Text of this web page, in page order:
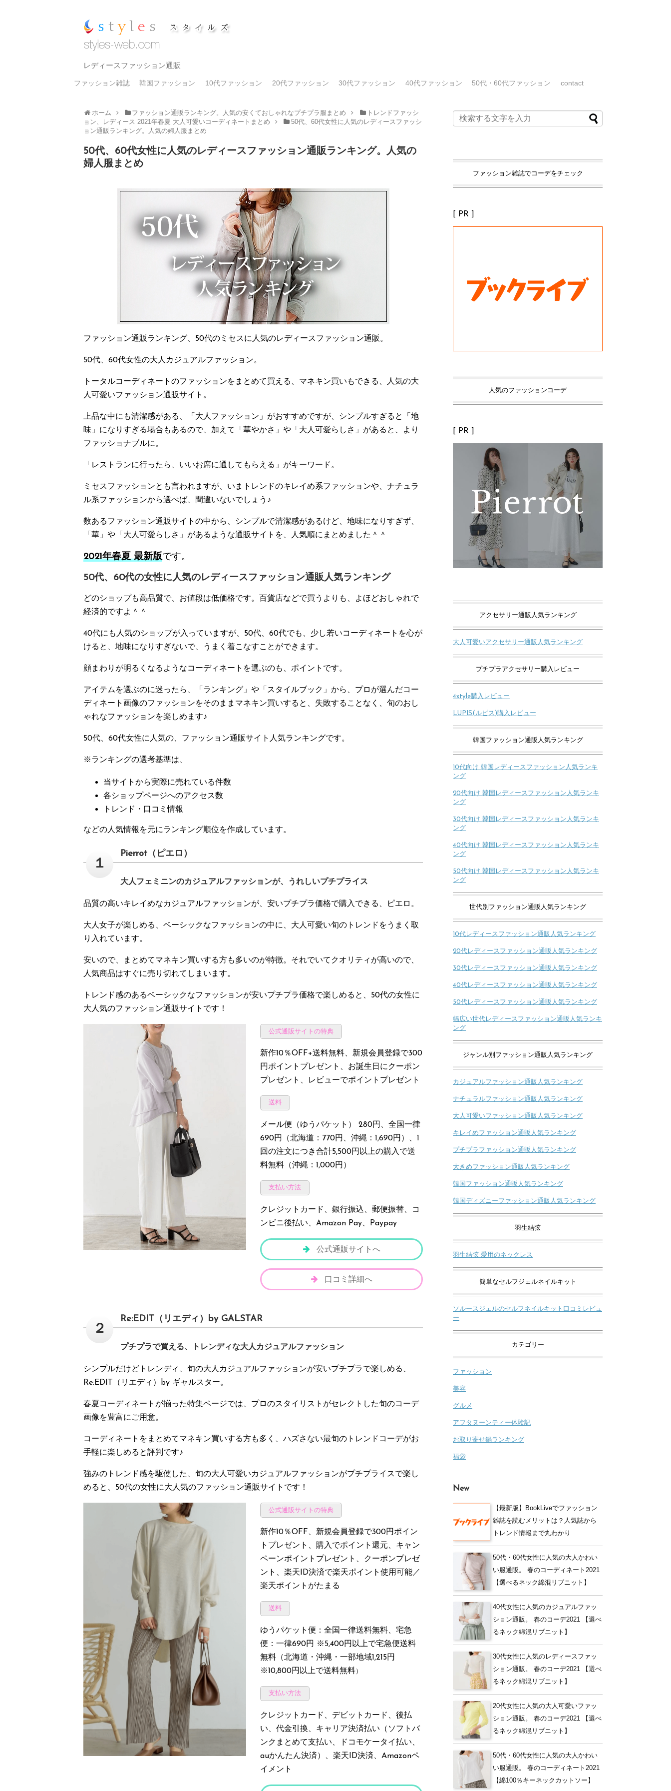
レディースファッション通販
ファッション雑誌 韓国ファッション 10代ファッション 20代ファッション 30代ファッション 40代ファッション 50代・60代ファッション contact
ホーム ファッション通販ランキング。人気の安くておしゃれなプチプラ服まとめ
トレンドファッシ
ョン、レディース 2021年春夏 大人可愛いコーディネートまとめ
50代、60代女性に人気のレディースファッシ
ョン通販ランキング。人気の婦人服まとめ
50代、60代女性に人気のレディースファッション通販ランキング。人気の
婦人服まとめ
ファッション通販ランキング、50代のミセスに人気のレディースファッション通販。
50代、60代女性の大人カジュアルファッション。
トータルコーディネートのファッションをまとめて買える、マネキン買いもできる、人気の大
人可愛いファッション通販サイト。
上品な中にも清潔感がある、「大人ファッション」がおすすめですが、シンプルすぎると「地
味」になりすぎる場合もあるので、加えて「華やかさ」や「大人可愛らしさ」があると、より
ファッショナブルに。
「レストランに行ったら、いいお席に通してもらえる」がキーワード。
ミセスファッションとも言われますが、いまトレンドのキレイめ系ファッションや、ナチュラ
ル系ファッションから選べば、間違いないでしょう♪
数あるファッション通販サイトの中から、シンプルで清潔感があるけど、地味になりすぎず、
「華」や「大人可愛らしさ」があるような通販サイトを、人気順にまとめました＾＾
2021年春夏 最新版です。
50代、60代の女性に人気のレディースファッション通販人気ランキング
どのショップも高品質で、お値段は低価格です。百貨店などで買うよりも、よほどおしゃれで
経済的ですよ＾＾
40代にも人気のショップが入っていますが、50代、60代でも、少し若いコーディネートを心が
けると、地味になりすぎないで、うまく着こなすことができます。
顔まわりが明るくなるようなコーディネートを選ぶのも、ポイントです。
アイテムを選ぶのに迷ったら、「ランキング」や「スタイルブック」から、プロが選んだコー
ディネート画像のファッションをそのままマネキン買いすると、失敗することなく、旬のおし
ゃれなファッションを楽しめます♪
50代、60代女性に人気の、ファッション通販サイト人気ランキングです。
※ランキングの選考基準は、
当サイトから実際に売れている件数
各ショップページへのアクセス数
トレンド・口コミ情報
などの人気情報を元にランキング順位を作成しています。
１
Pierrot（ピエロ）
大人フェミニンのカジュアルファッションが、うれしいプチプライス
品質の高いキレイめなカジュアルファッションが、安いプチプラ価格で購入できる、ピエロ。
大人女子が楽しめる、ベーシックなファッションの中に、大人可愛い旬のトレンドをうまく取
り入れています。
安いので、まとめてマネキン買いする方も多いのが特徴。それでいてクオリティが高いので、
人気商品はすぐに売り切れてしまいます。
トレンド感のあるベーシックなファッションが安いプチプラ価格で楽しめると、50代の女性に
大人気のファッション通販サイトです！
公式通販サイトの特典
新作10％OFF+送料無料、新規会員登録で300
円ポイントプレゼント、お誕生日にクーポン
プレゼント、レビューでポイントプレゼント
送料
メール便（ゆうパケット） 280円、全国一律
690円（北海道：770円、沖縄：1,690円）、1
回の注文につき合計5,500円以上の購入で送
料無料（沖縄：1,000円）
支払い方法
クレジットカード、銀行振込、郵便振替、コ
ンビニ後払い、Amazon Pay、Paypay
公式通販サイトへ
口コミ詳細へ
２
Re:EDIT（リエディ）by GALSTAR
プチプラで買える、トレンディな大人カジュアルファッション
シンプルだけどトレンディ、旬の大人カジュアルファッションが安いプチプラで楽しめる、
Re:EDIT（リエディ）by ギャルスター。
春夏コーディネートが揃った特集ページでは、プロのスタイリストがセレクトした旬のコーデ
画像を豊富にご用意。
コーディネートをまとめてマネキン買いする方も多く、ハズさない最旬のトレンドコーデがお
手軽に楽しめると評判です♪
強みのトレンド感を駆使した、旬の大人可愛いカジュアルファッションがプチプライスで楽し
めると、50代の女性に大人気のファッション通販サイトです！
公式通販サイトの特典
新作10％OFF、新規会員登録で300円ポイン
トプレゼント、購入でポイント還元、キャン
ペーンポイントプレゼント、クーポンプレゼ
ント、楽天ID決済で楽天ポイント使用可能／
楽天ポイントがたまる
送料
ゆうパケット便：全国一律送料無料、宅急
便：一律690円 ※5,400円以上で宅急便送料
無料（北海道・沖縄・一部地域1,215円
※10,800円以上で送料無料）
支払い方法
クレジットカード、デビットカード、後払
い、代金引換、キャリア決済払い（ソフトバ
ンクまとめて支払い、ドコモケータイ払い、
auかんたん決済）、楽天ID決済、Amazonペ
イメント
ファッション雑誌でコーデをチェック
[ PR ]
人気のファッションコーデ
[ PR ]
アクセサリー通販人気ランキング
大人可愛いアクセサリー通販人気ランキング
プチプラアクセサリー購入レビュー
4xtyle購入レビュー
LUPIS(ルピス)購入レビュー
韓国ファッション通販人気ランキング
10代向け 韓国レディースファッション人気ランキ
ング
20代向け 韓国レディースファッション人気ランキ
ング
30代向け 韓国レディースファッション人気ランキ
ング
40代向け 韓国レディースファッション人気ランキ
ング
50代向け 韓国レディースファッション人気ランキ
ング
世代別ファッション通販人気ランキング
10代レディースファッション通販人気ランキング
20代レディースファッション通販人気ランキング
30代レディースファッション通販人気ランキング
40代レディースファッション通販人気ランキング
50代レディースファッション通販人気ランキング
幅広い世代レディースファッション通販人気ランキ
ング
ジャンル別ファッション通販人気ランキング
カジュアルファッション通販人気ランキング
ナチュラルファッション通販人気ランキング
大人可愛いファッション通販人気ランキング
キレイめファッション通販人気ランキング
プチプラファッション通販人気ランキング
大きめファッション通販人気ランキング
韓国ファッション通販人気ランキング
韓国ディズニーファッション通販人気ランキング
羽生結弦
羽生結弦 愛用のネックレス
簡単なセルフジェルネイルキット
ソルースジェルのセルフネイルキット口コミレビュ
ー
カテゴリー
ファッション
美容
グルメ
アフタヌーンティー体験記
お取り寄せ鍋ランキング
福袋
New
【最新版】BookLiveでファッション
雑誌を読むメリットは？人気誌から
トレンド情報まで丸わかり
50代・60代女性に人気の大人かわい
い服通販。 春のコーディネート2021
【選べるネック綿混リブニット】
40代女性に人気のカジュアルファッ
ション通販。 春のコーデ2021 【選べ
るネック綿混リブニット】
30代女性に人気のレディースファッ
ション通販。 春のコーデ2021 【選べ
るネック綿混リブニット】
20代女性に人気の大人可愛いファッ
ション通販。 春のコーデ2021 【選べ
るネック綿混リブニット】
50代・60代女性に人気の大人かわい
い服通販。 春のコーディネート2021
【綿100％キーネックカットソー】